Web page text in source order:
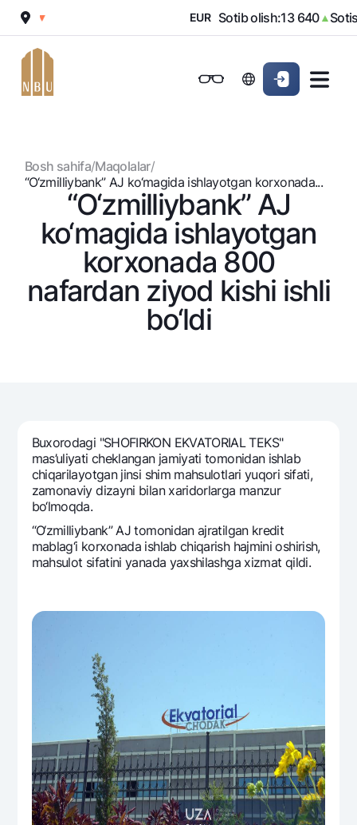
Shaxsiy kabinet
Jismoniy shaxslarga
Kreditlar
Ipoteka
Avtokredit
Mikroqarz
Omonatlar
Hamma uchun
Jozibali
Oltin omonat
NBU’dan oltin quymalar
Kumush omonat
Kartalar
Mastercard
Ish haqi
Garmin pay
Aksiyalar
Milliy mobil ilovasi
Ko'p beriladigan savollar
Foydali havolalar
Ko'p beriladigan savollar
Matbuot markazi
Ofis va bankomatlar
Shaxsiy ma'lumotlarni qayta ishlashga rozilik berish
Bizni ijtimoiy tarmoqlarda kuzatib boring
▼ Sotib olish:13 640 ▲Sotish:
Ovozni yoqishShaxsiy kabinet
Bosh sahifa/Maqolalar/
“O‘zmilliybank” AJ ko‘magida ishlayotgan korxonada...
“O‘zmilliybank” AJ
ko‘magida ishlayotgan
korxonada 800
nafardan ziyod kishi ishli
bo‘ldi
Buxorodagi "SHOFIRKON EKVATORIAL TEKS"
mas’uliyati chеklangan jamiyati tomonidan ishlab
chiqarilayotgan jinsi shim mahsulotlari yuqori sifati,
zamonaviy dizayni bilan xaridorlarga manzur
bo‘lmoqda.
“O‘zmilliybank” AJ tomonidan ajratilgan krеdit
mablag‘i korxonada ishlab chiqarish hajmini oshirish,
mahsulot sifatini yanada yaxshilashga xizmat qildi.